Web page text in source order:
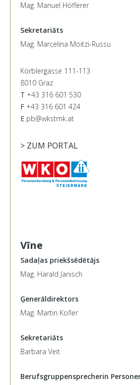
Mag. Manuel Höfferer
Sekretariāts
Mag. Marcelina Moitzi-Russu
Körblergasse 111-113
8010 Graz
T +43 316 601 530
F +43 316 601 424
E pb@wkstmk.at
> ZUM PORTAL
Vīne
Sadaļas priekšsēdētājs
Mag. Harald Janisch
Ģenerāldirektors
Mag. Martin Kofler
Sekretariāts
Barbara Veit
Berufsgruppensprecherin